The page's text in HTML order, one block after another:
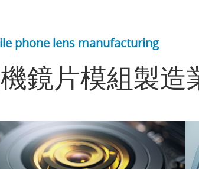
phone lens manufacturing
鏡片模組製造